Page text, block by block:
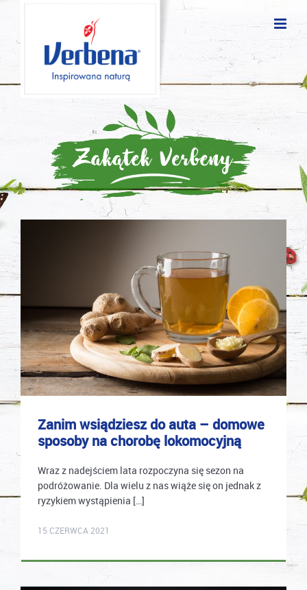
Blog
posts
Zanim wsiądziesz do auta – domowe
sposoby na chorobę lokomocyjną
Wraz z nadejściem lata rozpoczyna się sezon na
podróżowanie. Dla wielu z nas wiąże się on jednak z
ryzykiem wystąpienia […]
15 CZERWCA 2021